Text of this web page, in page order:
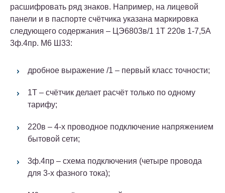
расшифровать ряд знаков. Например, на лицевой
панели и в паспорте счётчика указана маркировка
следующего содержания – ЦЭ6803в/1 1Т 220в 1-7,5А
3ф.4пр. М6 Ш33:
дробное выражение /1 – первый класс точности;
1Т – счётчик делает расчёт только по одному
тарифу;
220в – 4-х проводное подключение напряжением
бытовой сети;
3ф.4пр – схема подключения (четыре провода
для 3-х фазного тока);